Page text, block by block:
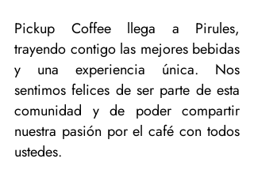
Pickup Coffee llega a Pirules,
trayendo contigo las mejores bebidas
y una experiencia única. Nos
sentimos felices de ser parte de esta
comunidad y de poder compartir
nuestra pasión por el café con todos
ustedes.